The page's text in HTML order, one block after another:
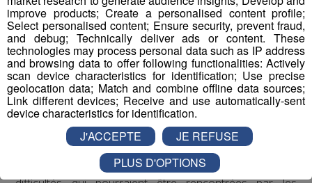
sortent du cadre formel du travail. De plus, il est
régulièrement proposé aux salariés de participer à des
événements festifs (rencontres sportives avec les clubs
partenaires comme les Pionniers de Chamonix ou le FC
Annecy, festivals de musique...) qui accroissent la
cohésion d'équipe et renforcent les liens entre
collègues.
Enfin, un questionnaire bien-être envoyé chaque année
à tous les collaborateurs permet d'identifier les
improve products; Create a personalised content profile;
Select personalised content; Ensure security, prevent fraud,
and debug; Technically deliver ads or content. These
technologies may process personal data such as IP address
and browsing data to offer following functionalities: Actively
scan device characteristics for identification; Use precise
geolocation data; Match and combine offline data sources;
Link different devices; Receive and use automatically-sent
device characteristics for identification.
J'ACCEPTE
JE REFUSE
PLUS D'OPTIONS